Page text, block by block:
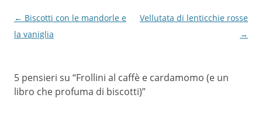
Navigazione
articolo
← Biscotti con le mandorle e
la vaniglia
Vellutata di lenticchie rosse
→
5 pensieri su “Frollini al caffè e cardamomo (e un
libro che profuma di biscotti)”